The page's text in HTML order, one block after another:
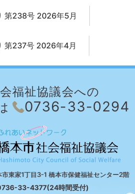
第238号 2026年5月
第237号 2026年4月
福祉協議会への
0736-33-0294
東家1丁目3-1 橋本市保健福祉センター2階
33-4377(24時間受付)